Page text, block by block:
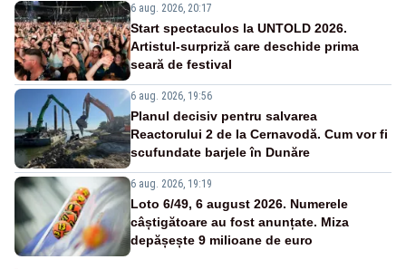
6 aug. 2026, 20:17
Start spectaculos la UNTOLD 2026.
Artistul-surpriză care deschide prima
seară de festival
6 aug. 2026, 19:56
Planul decisiv pentru salvarea
Reactorului 2 de la Cernavodă. Cum vor fi
scufundate barjele în Dunăre
6 aug. 2026, 19:19
Loto 6/49, 6 august 2026. Numerele
câștigătoare au fost anunțate. Miza
depășește 9 milioane de euro